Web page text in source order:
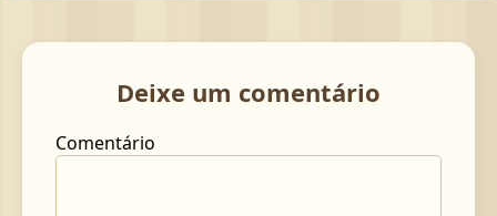
Deixe um comentário
Comentário